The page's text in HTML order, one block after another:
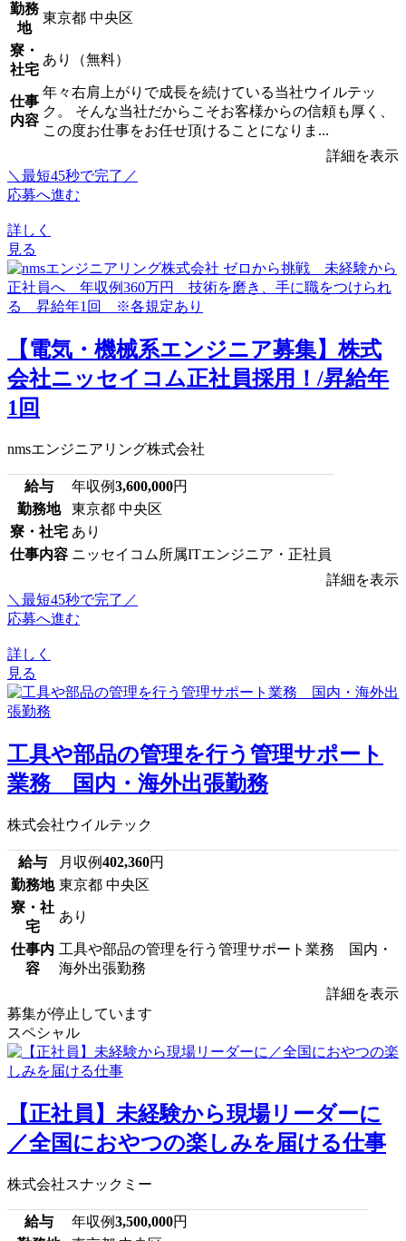
勤務
地
東京都 中央区
寮・
社宅
あり（無料）
仕事
内容
年々右肩上がりで成長を続けている当社ウイルテッ
ク。 そんな当社だからこそお客様からの信頼も厚く、
この度お仕事をお任せ頂けることになりま...
詳細を表示
＼最短45秒で完了／
応募へ進む
詳しく
見る
【電気・機械系エンジニア募集】株式
会社ニッセイコム正社員採用！/昇給年
1回
nmsエンジニアリング株式会社
給与 年収例3,600,000円
勤務地
東京都 中央区
寮・社宅 あり
仕事内容 ニッセイコム所属ITエンジニア・正社員
詳細を表示
＼最短45秒で完了／
応募へ進む
詳しく
見る
工具や部品の管理を行う管理サポート
業務 国内・海外出張勤務
株式会社ウイルテック
給与 月収例402,360円
勤務地 東京都 中央区
寮・社
宅
あり
仕事内
容
工具や部品の管理を行う管理サポート業務 国内・
海外出張勤務
詳細を表示
募集が停止しています
スペシャル
【正社員】未経験から現場リーダーに
／全国におやつの楽しみを届ける仕事
株式会社スナックミー
給与 年収例3,500,000円